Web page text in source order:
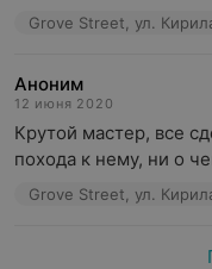
Grove Street, ул.
Аноним
12 июня 2020
Крутой мастер, все
похода к нему, ни о
Grove Street, ул.